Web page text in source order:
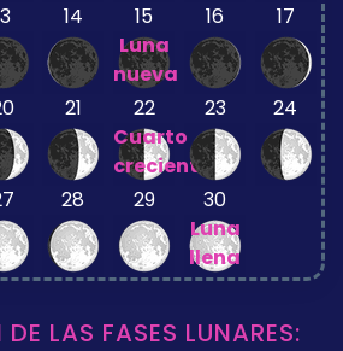
14
15
Luna
nueva
16 17
21
22
Cuarto
creciente
23 24
28 29
30
Luna
llena
LAS FASES LUNARES: